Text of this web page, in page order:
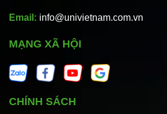
Email: info@univietnam.com.vn
MẠNG XÃ HỘI
CHÍNH SÁCH